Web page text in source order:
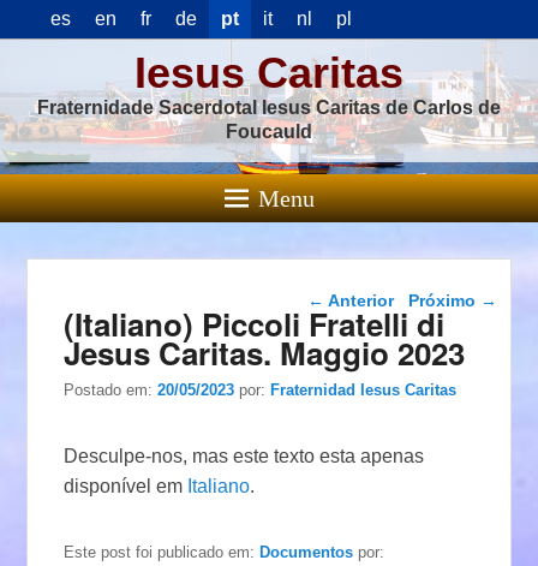
es en fr de pt it nl pl
Iesus Caritas
Fraternidade Sacerdotal Iesus Caritas de Carlos de
Foucauld
Menu
Navegação das
postagens
← Anterior Próximo →
(Italiano) Piccoli Fratelli di
Jesus Caritas. Maggio 2023
Postado em:20/05/2023 por:Fraternidad Iesus Caritas
Desculpe-nos, mas este texto esta apenas
disponível em Italiano.
Este post foi publicado em:Documentos por: